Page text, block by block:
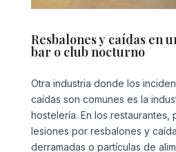
Resbalones y caídas en
bar o club nocturno
Otra industria donde los
caídas son comunes es la
hostelería. En los restaurantes,
lesiones por resbalones y
derramadas o partículas de